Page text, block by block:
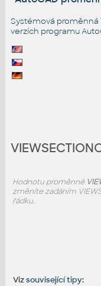
Systémová proměnná
verzích programu
Hodnotu proměnné
změníte zadáním
řádku.
Vizsouvisející tipy: